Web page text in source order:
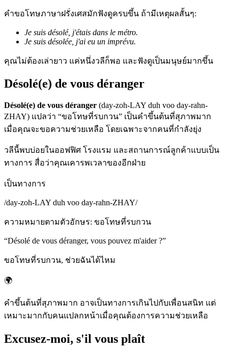
คำขอโทษภาษาฝรั่งเศสมักฟังดูครบขึ้น ถ้ามีเหตุผลสั้นๆ:
Je suis désolé, j'étais dans le métro.
Je suis désolée, j'ai eu un imprévu.
คุณไม่ต้องเล่ายาว แค่หนึ่งวลีก็พอ และฟังดูเป็นมนุษย์มากขึ้น
Désolé(e) de vous déranger
Désolé(e) de vous déranger (day-zoh-LAY duh voo day-rahn-
ZHAY) แปลว่า “ขอโทษที่รบกวน” เป็นคำขึ้นต้นที่สุภาพมาก
เมื่อคุณจะขอความช่วยเหลือ โดยเฉพาะจากคนที่กำลังยุ่ง
วลีนี้พบบ่อยในออฟฟิศ โรงแรม และสถานการณ์ลูกค้าแบบเป็น
ทางการ สื่อว่าคุณเคารพเวลาของอีกฝ่าย
เป็นทางการ
/day-zoh-LAY duh voo day-rahn-ZHAY/
ความหมายตามตัวอักษร: ขอโทษที่รบกวน
“Désolé de vous déranger, vous pouvez m'aider ?”
ขอโทษที่รบกวน, ช่วยฉันได้ไหม
🌍
คำขึ้นต้นที่สุภาพมาก อาจเป็นทางการเกินไปกับเพื่อนสนิท แต่
เหมาะมากกับคนแปลกหน้าเมื่อคุณต้องการความช่วยเหลือ
Excusez-moi, s'il vous plaît